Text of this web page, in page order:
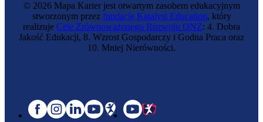
© 2026 Mapa Karier jest otwartym zasobem edukacyjnym
stworzonym przez fundację Katalyst Education, który
realizuje Cele Zrównoważonego Rozwoju ONZ: 4. Dobra
Jakość Edukacji, 8. Wzrost Gospodarczy i Godna Praca oraz
10. Mniej Nierówności.